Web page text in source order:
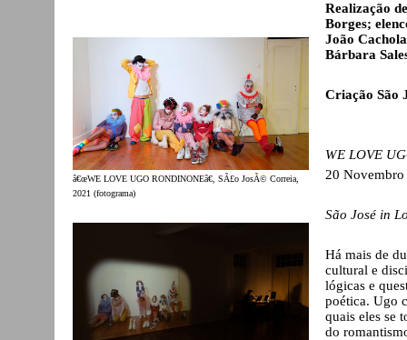
â€œWE LOVE UGO RONDINONEâ€, SÃ£o JosÃ© Correia,
2021 (fotograma)
Realização
Borges;
João
Bárbara
Criação São
WE LOVE
20
São José in
Há mais de
cultural e
lógicas e
poética. Ugo
quais eles se
do